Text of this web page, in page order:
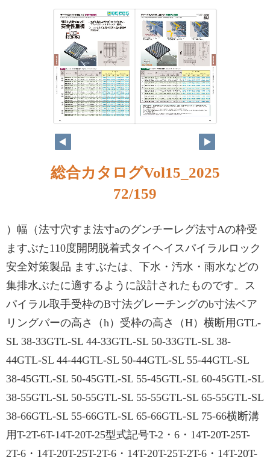
総合カタログVol15_2025
72/159
）幅（法寸穴すま法寸aのグンチーレグ法寸Aの枠受
ますぶた110度開閉脱着式タイヘイスパイラルロック
安全対策製品 ますぶたは、下水・汚水・雨水などの
集排水ぶたに適するように設計されたものです。ス
パイラル取手受枠のB寸法グレーチングのb寸法ベア
リングバーの高さ（h）受枠の高さ（H）横断用GTL-
SL 38-33GTL-SL 44-33GTL-SL 50-33GTL-SL 38-
44GTL-SL 44-44GTL-SL 50-44GTL-SL 55-44GTL-SL
38-45GTL-SL 50-45GTL-SL 55-45GTL-SL 60-45GTL-SL
38-55GTL-SL 50-55GTL-SL 55-55GTL-SL 65-55GTL-SL
38-66GTL-SL 55-66GTL-SL 65-66GTL-SL 75-66横断溝
用T-2T-6T-14T-20T-25型式記号T-2・6・14T-20T-25T-
2T-6・14T-20T-25T-2T-6・14T-20T-25T-2T-6・14T-20T-